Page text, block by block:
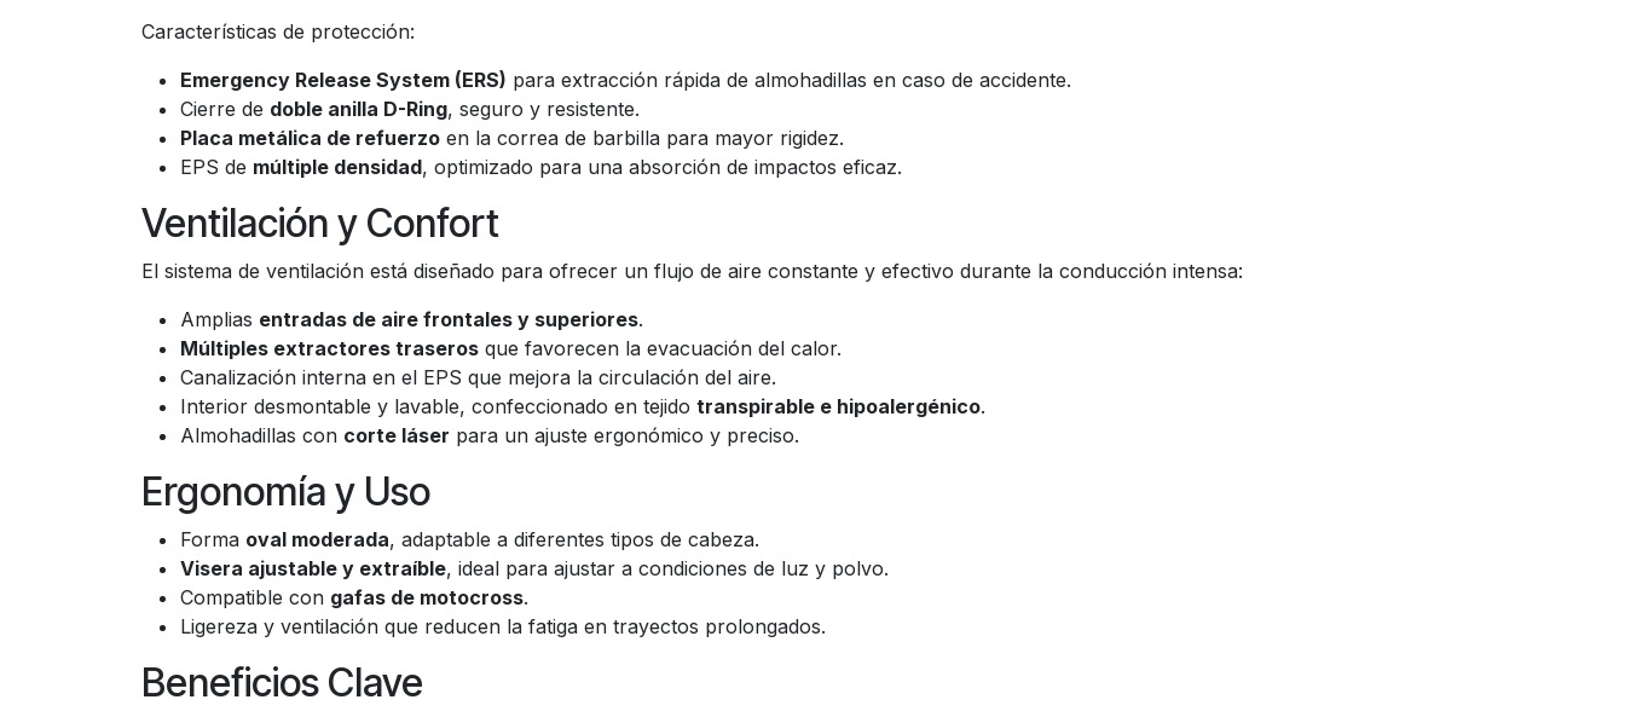
Características de protección:
Emergency Release System (ERS) para extracción rápida de almohadillas en caso de accidente.
Cierre de doble anilla D-Ring, seguro y resistente.
Placa metálica de refuerzo en la correa de barbilla para mayor rigidez.
EPS de múltiple densidad, optimizado para una absorción de impactos eficaz.
Ventilación y Confort
El sistema de ventilación está diseñado para ofrecer un flujo de aire constante y efectivo durante la conducción intensa:
Amplias entradas de aire frontales y superiores.
Múltiples extractores traseros que favorecen la evacuación del calor.
Canalización interna en el EPS que mejora la circulación del aire.
Interior desmontable y lavable, confeccionado en tejido transpirable e hipoalergénico.
Almohadillas con corte láser para un ajuste ergonómico y preciso.
Ergonomía y Uso
Forma oval moderada, adaptable a diferentes tipos de cabeza.
Visera ajustable y extraíble, ideal para ajustar a condiciones de luz y polvo.
Compatible con gafas de motocross.
Ligereza y ventilación que reducen la fatiga en trayectos prolongados.
Beneficios Clave